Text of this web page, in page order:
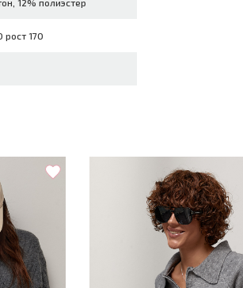
12% полиэстер
170